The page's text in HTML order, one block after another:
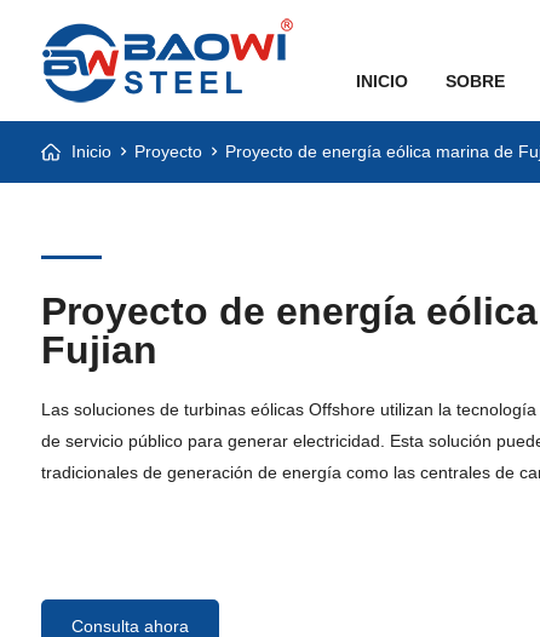
INICIO SOBRE
Inicio Proyecto Proyecto de energía eólica marina de
Proyecto de energía
Fujian
Las soluciones de turbinas eólicas Offshore utilizan la
de servicio público para generar electricidad. Esta solución
tradicionales de generación de energía como las centrales de
Consulta ahora